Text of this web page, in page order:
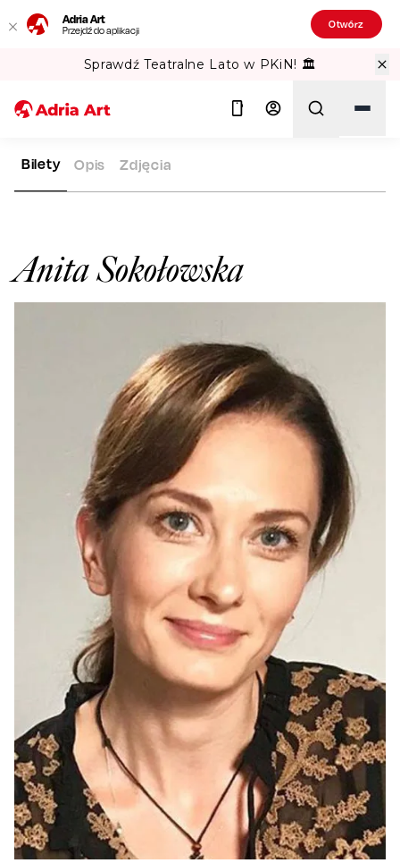
Adria Art
Przejdź do aplikacji Otwórz
Sprawdź Teatralne Lato w PKiN! 🏛️
ADRIA ART ARTYŚCI ANITA SOKOŁOWSKA
Anita Sokołowska
Bilety Opis Zdjęcia